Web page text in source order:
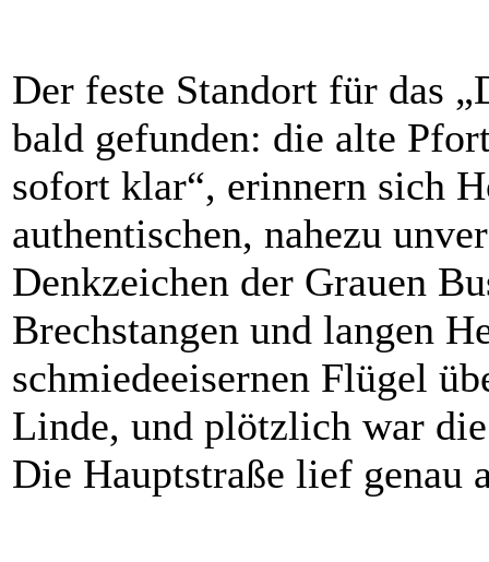
Der feste Standort für das
bald gefunden: die alte
sofort klar“, erinnern sich
authentischen, nahezu
Denkzeichen der Grauen
Brechstangen und langen
schmiedeeisernen Flügel
Linde, und plötzlich war
Die Hauptstraße lief genau